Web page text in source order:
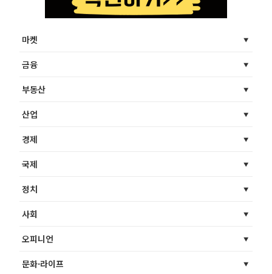
마켓
금융
부동산
산업
경제
국제
정치
사회
오피니언
문화·라이프